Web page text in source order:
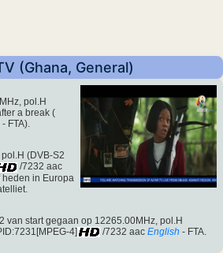
(Ghana, General)
pol.H
a break (
FTA).
(DVB-S2
/7232 aac
in Europa
van start gegaan op 12265.00MHz, pol.H
4]
/7232 aac English - FTA.